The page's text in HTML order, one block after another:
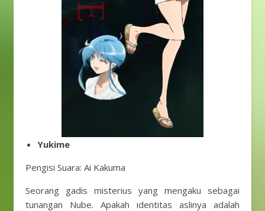
Yukime
Pengisi Suara: Ai Kakuma
Seorang gadis misterius yang mengaku sebagai
tunangan Nube. Apakah identitas aslinya adalah